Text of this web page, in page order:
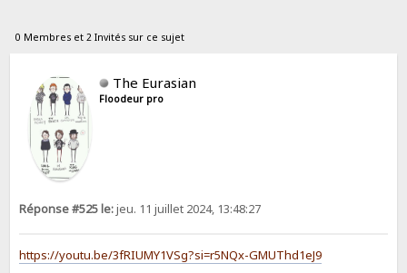
0 Membres et 2 Invités sur ce sujet
The Eurasian
Floodeur pro
Réponse #525 le:jeu. 11 juillet 2024, 13:48:27
https://youtu.be/3fRIUMY1VSg?si=r5NQx-GMUThd1eJ9